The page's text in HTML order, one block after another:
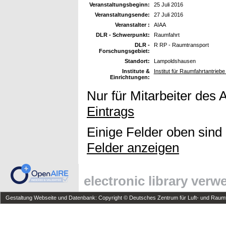
Veranstaltungsbeginn:
25 Juli 2016
Veranstaltungsende:
27 Juli 2016
Veranstalter :
AIAA
DLR - Schwerpunkt:
Raumfahrt
DLR -
Forschungsgebiet:
R RP - Raumtransport
Standort:
Lampoldshausen
Institute &
Einrichtungen:
Institut für
Nur für Mitarbeiter des
Eintrags
Einige Felder oben
Felder anzeigen
electronic library
Gestaltung Webseite und Datenbank: Copyright © Deutsches Zentrum für Luft- und